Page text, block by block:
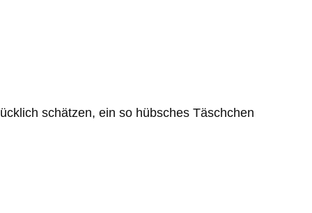
schätzen, ein so hübsches Täschchen